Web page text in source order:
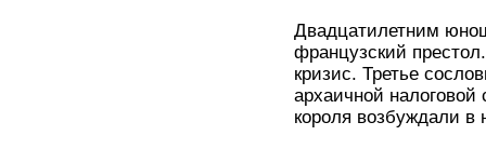
Двадцатилетним
французский
кризис. Третье
архаичной
короля возбуждали